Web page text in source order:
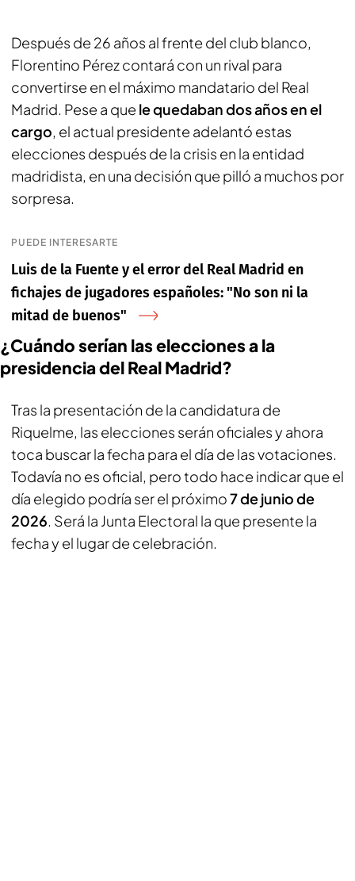
Después de 26 años al frente del club blanco,
Florentino Pérez contará con un rival para
convertirse en el máximo mandatario del Real
Madrid. Pese a que le quedaban dos años en el
cargo, el actual presidente adelantó estas
elecciones después de la crisis en la entidad
madridista, en una decisión que pilló a muchos por
sorpresa.
PUEDE INTERESARTE
Luis de la Fuente y el error del Real Madrid en
fichajes de jugadores españoles: "No son ni la
mitad de buenos"
¿Cuándo serían las elecciones a la
presidencia del Real Madrid?
Tras la presentación de la candidatura de
Riquelme, las elecciones serán oficiales y ahora
toca buscar la fecha para el día de las votaciones.
Todavía no es oficial, pero todo hace indicar que el
día elegido podría ser el próximo7 de junio de
2026. Será la Junta Electoral la que presente la
fecha y el lugar de celebración.